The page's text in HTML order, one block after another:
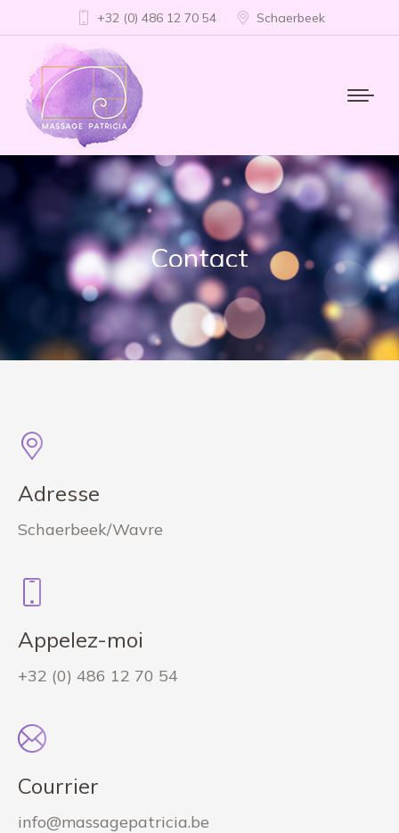
+32 (0) 486 12 70 54 Schaerbeek
Contact
Adresse
Schaerbeek/Wavre
Appelez-moi
+32 (0) 486 12 70 54
Courrier
info@massagepatricia.be